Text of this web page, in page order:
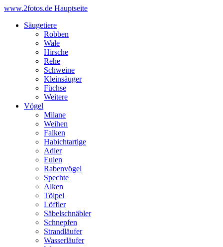
www.2fotos.de Hauptseite
Säugetiere
Robben
Wale
Hirsche
Rehe
Schweine
Kleinsäuger
Füchse
Weitere
Vögel
Milane
Weihen
Falken
Habichtartige
Adler
Eulen
Rabenvögel
Spechte
Alken
Tölpel
Löffler
Säbelschnäbler
Schnepfen
Strandläufer
Wasserläufer